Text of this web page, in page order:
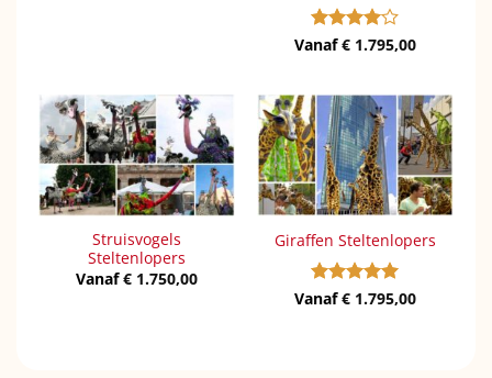
Gewaardeerd
Vanaf€ 1.795,00
Struisvogels
Steltenlopers
Vanaf€ 1.750,00
Giraffen Steltenlopers
Gewaardeerd
Vanaf€ 1.795,00